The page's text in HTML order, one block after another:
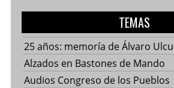
TEMAS
25 años: memoría de Álvaro
Alzados en Bastones de Mando
Audios Congreso de los Pueblos